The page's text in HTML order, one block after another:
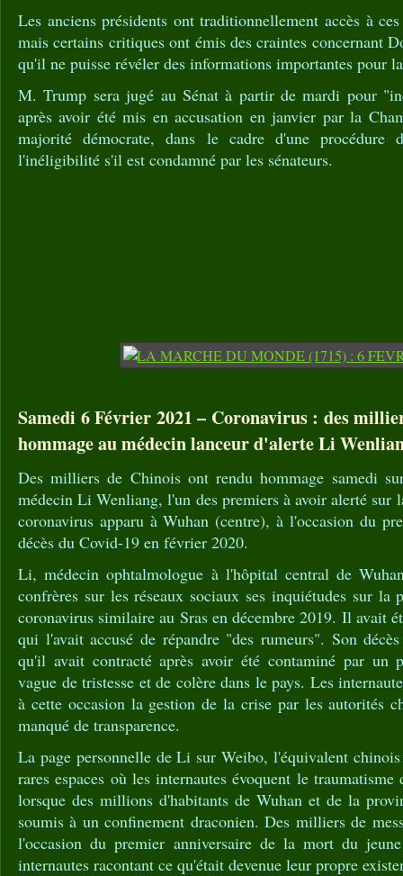
Les anciens présidents ont traditionnellement accès à
mais certains critiques ont émis des craintes concernant
qu'il ne puisse révéler des informations importantes pour
M. Trump sera jugé au Sénat à partir de mardi pour
après avoir été mis en accusation en janvier par la
majorité démocrate, dans le cadre d'une procédure
l'inéligibilité s'il est condamné par les sénateurs.
Samedi 6 Février 2021 – Coronavirus : des
hommage au médecin lanceur d'alerte Li
Des milliers de Chinois ont rendu hommage samedi
médecin Li Wenliang, l'un des premiers à avoir alerté sur
coronavirus apparu à Wuhan (centre), à l'occasion du
décès du Covid-19 en février 2020.
Li, médecin ophtalmologue à l'hôpital central de
confrères sur les réseaux sociaux ses inquiétudes sur la
coronavirus similaire au Sras en décembre 2019. Il avait
qui l'avait accusé de répandre "des rumeurs". Son
qu'il avait contracté après avoir été contaminé par un
vague de tristesse et de colère dans le pays. Les
à cette occasion la gestion de la crise par les autorités
manqué de transparence.
La page personnelle de Li sur Weibo, l'équivalent
rares espaces où les internautes évoquent le
lorsque des millions d'habitants de Wuhan et de la
soumis à un confinement draconien. Des milliers de
l'occasion du premier anniversaire de la mort du
internautes racontant ce qu'était devenue leur propre